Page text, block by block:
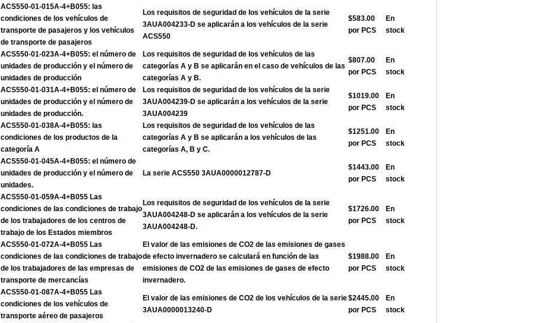
ACS550-01-015A-4+B055: las
condiciones de los vehículos de
transporte de pasajeros y los vehículos
de transporte de pasajeros
Los requisitos de seguridad de los vehículos de la serie
3AUA004233-D se aplicarán a los vehículos de la serie
ACS550
$583.00
por PCS
En
stock
ACS550-01-023A-4+B055: el número de
unidades de producción y el número de
unidades de producción
Los requisitos de seguridad de los vehículos de las
categorías A y B se aplicarán en el caso de vehículos de las
categorías A y B.
$807.00
por PCS
En
stock
ACS550-01-031A-4+B055: el número de
unidades de producción y el número de
unidades de producción.
Los requisitos de seguridad de los vehículos de la serie
3AUA004239-D se aplicarán a los vehículos de la serie
3AUA004239
$1019.00
por PCS
En
stock
ACS550-01-038A-4+B055: las
condiciones de los productos de la
categoría A
Los requisitos de seguridad de los vehículos de las
categorías A y B se aplicarán a los vehículos de las
categorías A, B y C.
$1251.00
por PCS
En
stock
ACS550-01-045A-4+B055: el número de
unidades de producción y el número de
unidades.
La serie ACS550 3AUA0000012787-D
$1443.00
por PCS
En
stock
ACS550-01-059A-4+B055 Las
condiciones de las condiciones de trabajo
de los trabajadores de los centros de
trabajo de los Estados miembros
Los requisitos de seguridad de los vehículos de la serie
3AUA004248-D se aplicarán a los vehículos de la serie
3AUA004248-D.
$1726.00
por PCS
En
stock
ACS550-01-072A-4+B055 Las
condiciones de las condiciones de trabajo
de los trabajadores de las empresas de
transporte de mercancías
El valor de las emisiones de CO2 de las emisiones de gases
de efecto invernadero se calculará en función de las
emisiones de CO2 de las emisiones de gases de efecto
invernadero.
$1988.00
por PCS
En
stock
ACS550-01-087A-4+B055 Las
condiciones de los vehículos de
transporte aéreo de pasajeros
El valor de las emisiones de CO2 de los vehículos de la serie
3AUA0000013240-D
$2445.00
por PCS
En
stock